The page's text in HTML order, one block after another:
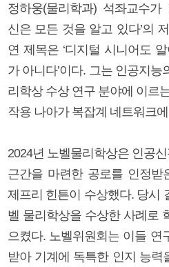
정하웅(물리학과) 석좌교수가
신은 모든 것을 알고 있다’의
연 제목은 ‘디지털 시니어도
가 아니다’이다. 그는 인공지
리학상 수상 연구 분야에 이르
작용 나아가 복잡계 네트워크
2024년 노벨물리학상은 인공
근간을 마련한 공로를 인정
제프리 힌튼이 수상했다. 당시
벨 물리학상을 수상한 사례로
으켰다. 노벨위원회는 이들 연
받아 기계에 독특한 인지 능력